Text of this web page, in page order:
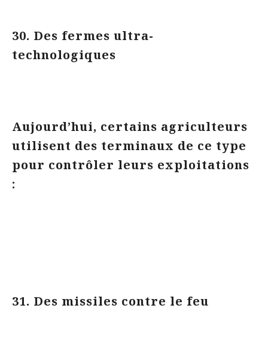
30. Des fermes ultra-
technologiques
Aujourd’hui, certains agriculteurs
utilisent des terminaux de ce type
pour contrôler leurs exploitations
:
31. Des missiles contre le feu